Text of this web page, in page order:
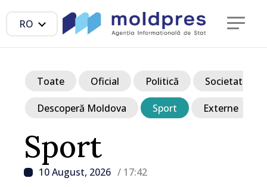
RO
Sport
10 August, 2026 / 17:42
Toate Oficial Politică Societate
Descoperă Moldova Sport Externe